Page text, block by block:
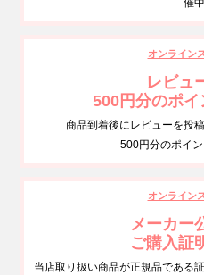
催中
オンライン
レビュ
500円分のポイ
商品到着後にレビューを投
500円分のポイン
オンライン
メーカー
ご購入証
当店取り扱い商品が正規品である